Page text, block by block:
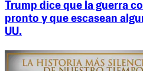
Trump dice que la guerra
pronto y que escasean
UU.